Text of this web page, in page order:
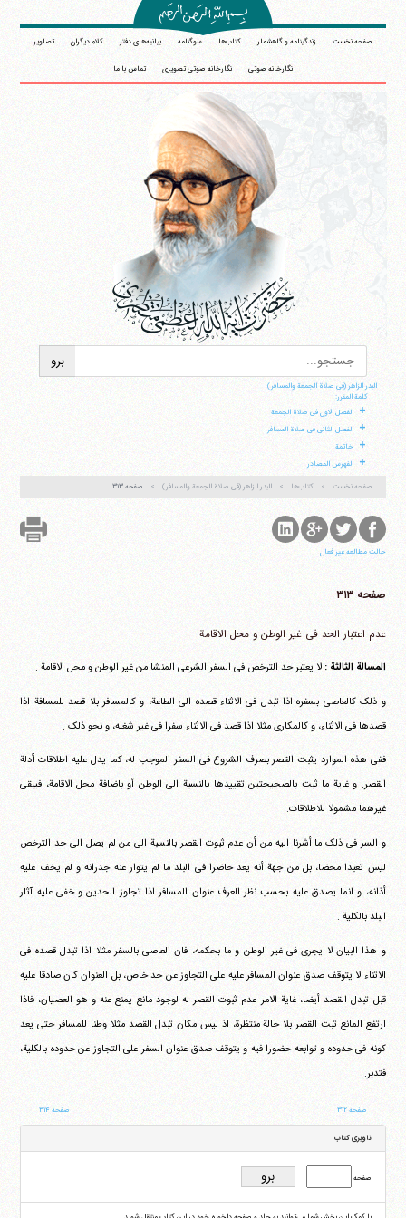
صفحه نخست زندگینامه و گاهشمار کتاب‌ها سوگنامه بیانیه‌های دفتر کلام دیگران تصاویر
نگارخانه صوتی نگارخانه صوتی تصویری تماس با ما
البدر الزاهر (فی صلاة الجمعة والمسافر)
کلمة المقرر:
+ الفصل الاول فی صلاة الجمعة
+ الفصل الثانی فی صلاة المسافر
+ خاتمة
+ الفهرس المصادر
صفحه نخست کتاب‌ها البدر الزاهر (فی صلاة الجمعة والمسافر) صفحه ۳۱۳
حالت مطالعه غیر فعال
صفحه ۳۱۳
عدم اعتبار الحد فی غیر الوطن و محل الاقامة
المسالة الثالثة :لا یعتبر حد الترخص فی السفر الشرعی المنشا من غیر الوطن و محل الاقامة .
و ذلک کالعاصی بسفره اذا تبدل فی الاثناء قصده الی الطاعة، و کالمسافر بلا قصد للمسافة اذا
قصدها فی الاثناء، و کالمکاری مثلا اذا قصد فی الاثناء سفرا فی غیر شغله، و نحو ذلک .
ففی هذه الموارد یثبت القصر بصرف الشروع فی السفر الموجب له، کما یدل علیه اطلاقات أدلة
القصر. و غایة ما ثبت بالصحیحتین تقییدها بالنسبة الی الوطن أو باضافة محل الاقامة، فیبقی
غیرهما مشمولا للاطلاقات.
و السر فی ذلک ما أشرنا الیه من أن عدم ثبوت القصر بالنسبة الی من لم یصل الی حد الترخص
لیس تعبدا محضا، بل من جهة أنه یعد حاضرا فی البلد ما لم یتوار عنه جدرانه و لم یخف علیه
أذانه، و انما یصدق علیه بحسب نظر العرف عنوان المسافر اذا تجاوز الحدین و خفی علیه آثار
البلد بالکلیة .
و هذا البیان لا یجری فی غیر الوطن و ما بحکمه، فان العاصی بالسفر مثلا اذا تبدل قصده فی
الاثناء لا یتوقف صدق عنوان المسافر علیه علی التجاوز عن حد خاص، بل العنوان کان صادقا علیه
قبل تبدل القصد أیضا، غایة الامر عدم ثبوت القصر له لوجود مانع یمنع عنه و هو العصیان، فاذا
ارتفع المانع ثبت القصر بلا حالة منتظرة، اذ لیس مکان تبدل القصد مثلا وطنا للمسافر حتی یعد
کونه فی حدوده و توابعه حضورا فیه و یتوقف صدق عنوان السفر علی التجاوز عن حدوده بالکلیة،
فتدبر.
صفحه ۳۱۲ صفحه ۳۱۴
ناوبری کتاب
صفحه
شماره ٨
کد پستی: 3713744381